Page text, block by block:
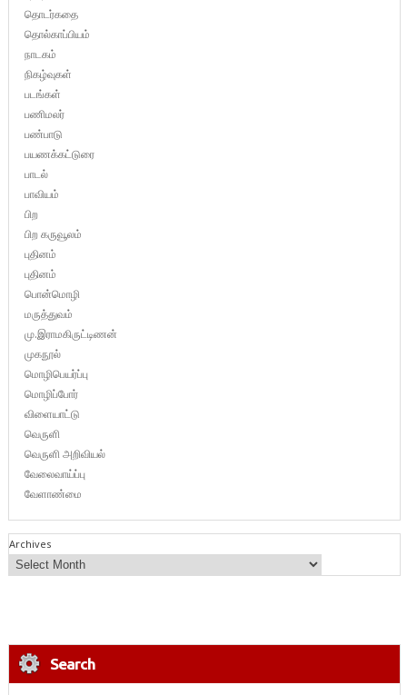
தொடர்கதை
தொல்காப்பியம்
நாடகம்
நிகழ்வுகள்
படங்கள்
பணிமலர்
பண்பாடு
பயணக்கட்டுரை
பாடல்
பாவியம்
பிற
பிற கருவூலம்
புதினம்
புதினம்
பொன்மொழி
மருத்துவம்
மு.இராமகிருட்டிணன்
முகநூல்
மொழிபெயர்ப்பு
மொழிப்போர்
விளையாட்டு
வெருளி
வெருளி அறிவியல்
வேலைவாய்ப்பு
வேளாண்மை
Archives
Search